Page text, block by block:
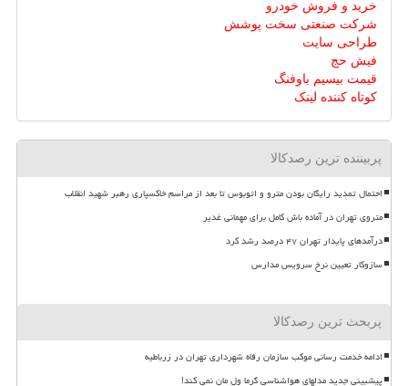
خرید و فروش خودرو
شرکت صنعتی سخت پوشش
طراحی سایت
فیش حج
قیمت بیسیم باوفنگ
کوتاه کننده لینک
پربیننده ترین رصدکالا
احتمال تمدید رایگان بودن مترو و اتوبوس تا بعد از مراسم خاکسپاری رهبر شهید انقلاب
متروی تهران در آماده باش کامل برای مهمانی غدیر
درآمدهای پایدار تهران ۴۷ درصد رشد کرد
سازوکار تعیین نرخ سرویس مدارس
پربحث ترین رصدکالا
ادامه خدمت رسانی موکب سازمان رفاه شهرداری تهران در زرباطیه
پیشبینی جدید مدلهای هواشناسی گرما ول مان نمی کند!